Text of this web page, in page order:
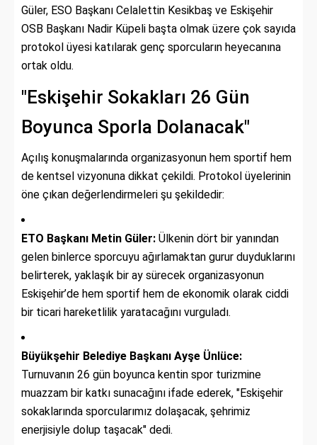
Güler, ESO Başkanı Celalettin Kesikbaş ve Eskişehir
OSB Başkanı Nadir Küpeli başta olmak üzere çok sayıda
protokol üyesi katılarak genç sporcuların heyecanına
ortak oldu.
"Eskişehir Sokakları 26 Gün
Boyunca Sporla Dolanacak"
Açılış konuşmalarında organizasyonun hem sportif hem
de kentsel vizyonuna dikkat çekildi. Protokol üyelerinin
öne çıkan değerlendirmeleri şu şekildedir:
ETO Başkanı Metin Güler: Ülkenin dört bir yanından
gelen binlerce sporcuyu ağırlamaktan gurur duyduklarını
belirterek, yaklaşık bir ay sürecek organizasyonun
Eskişehir’de hem sportif hem de ekonomik olarak ciddi
bir ticari hareketlilik yaratacağını vurguladı.
Büyükşehir Belediye Başkanı Ayşe Ünlüce:
Turnuvanın 26 gün boyunca kentin spor turizmine
muazzam bir katkı sunacağını ifade ederek, "Eskişehir
sokaklarında sporcularımız dolaşacak, şehrimiz
enerjisiyle dolup taşacak" dedi.